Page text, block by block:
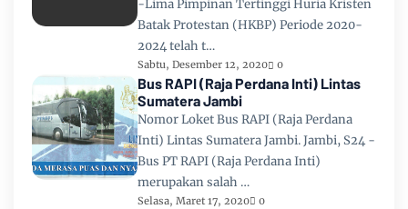
-Lima Pimpinan Tertinggi Huria Kristen
Batak Protestan (HKBP) Periode 2020-
2024 telah t…
Sabtu, Desember 12, 2020 0
Bus RAPI (Raja Perdana Inti) Lintas
Sumatera Jambi
Nomor Loket Bus RAPI (Raja Perdana
Inti) Lintas Sumatera Jambi. Jambi, S24 -
Bus PT RAPI (Raja Perdana Inti)
merupakan salah …
Selasa, Maret 17, 2020 0